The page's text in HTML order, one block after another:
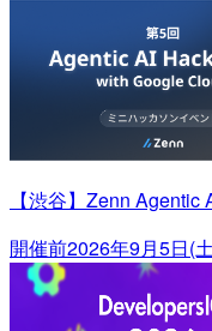
【渋谷】Zenn
開催前2026年9月5日(